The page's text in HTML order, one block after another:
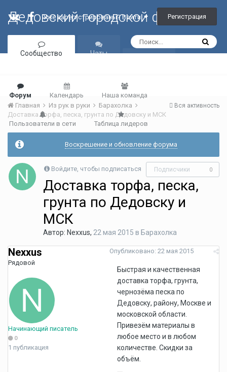
Дедовский городской форум
Уже зарегистрированы? Войти Регистрация
Сообщество
Форум Календарь Наша команда
Пользователи в сети Таблица лидеров
Чаты
Вся активность
Главная Из рук в руки
Барахолка
Доставка торфа, песка, грунта по Дедовску и МСК
Воскрешение и обновление форума
Войдите, чтобы подписаться Подписчики 0
Доставка торфа, песка,
грунта по Дедовску и
МСК
Автор: Nexxus, 22 мая 2015 в Барахолка
Nexxus
Рядовой
Начинающий писатель
0
1 публикация
Опубликовано: 22 мая 2015
Быстрая и качественная
доставка торфа, грунта,
чернозёма песка по
Дедовску, району, Москве и
московской области.
Привезём материалы в
любое место и в любом
количестве. Скидки за
объём.